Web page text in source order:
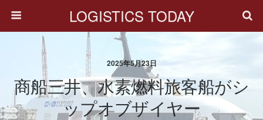
LOGISTICS TODAY
2025年5月23日
商船三井、水素燃料旅客船がシ
ップオブザイヤー